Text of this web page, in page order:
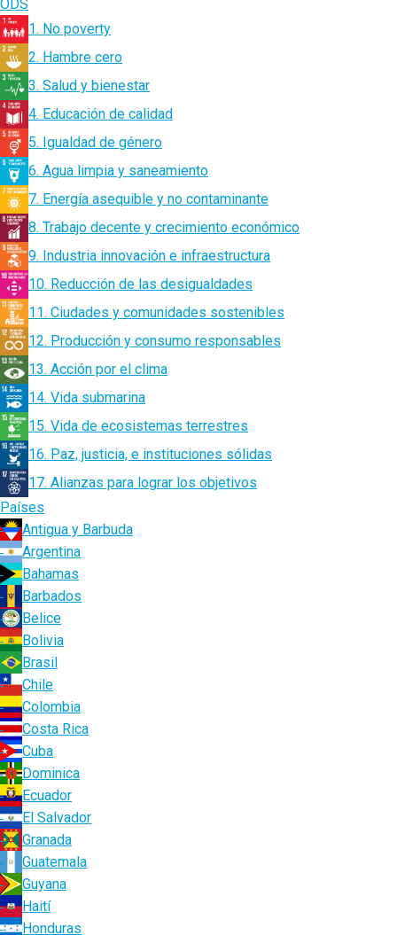
ODS
1. No poverty
2. Hambre cero
3. Salud y bienestar
4. Educación de calidad
5. Igualdad de género
6. Agua limpia y saneamiento
7. Energía asequible y no contaminante
8. Trabajo decente y crecimiento económico
9. Industria innovación e infraestructura
10. Reducción de las desigualdades
11. Ciudades y comunidades sostenibles
12. Producción y consumo responsables
13. Acción por el clima
14. Vida submarina
15. Vida de ecosistemas terrestres
16. Paz, justicia, e instituciones sólidas
17. Alianzas para lograr los objetivos
Países
Antigua y Barbuda
Argentina
Bahamas
Barbados
Belice
Bolivia
Brasil
Chile
Colombia
Costa Rica
Cuba
Dominica
Ecuador
El Salvador
Granada
Guatemala
Guyana
Haití
Honduras